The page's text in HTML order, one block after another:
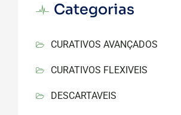
Categorias
CURATIVOS AVANÇADOS
CURATIVOS FLEXIVEIS
DESCARTAVEIS